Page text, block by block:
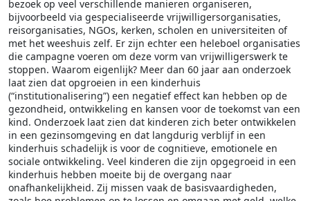
bezoek op veel verschillende manieren organiseren,
bijvoorbeeld via gespecialiseerde vrijwilligersorganisaties,
reisorganisaties, NGOs, kerken, scholen en universiteiten of
met het weeshuis zelf. Er zijn echter een heleboel organisaties
die campagne voeren om deze vorm van vrijwilligerswerk te
stoppen. Waarom eigenlijk? Meer dan 60 jaar aan onderzoek
laat zien dat opgroeien in een kinderhuis
(“institutionalisering”) een negatief effect kan hebben op de
gezondheid, ontwikkeling en kansen voor de toekomst van een
kind. Onderzoek laat zien dat kinderen zich beter ontwikkelen
in een gezinsomgeving en dat langdurig verblijf in een
kinderhuis schadelijk is voor de cognitieve, emotionele en
sociale ontwikkeling. Veel kinderen die zijn opgegroeid in een
kinderhuis hebben moeite bij de overgang naar
onafhankelijkheid. Zij missen vaak de basisvaardigheden,